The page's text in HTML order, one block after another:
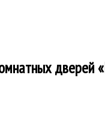
дверей